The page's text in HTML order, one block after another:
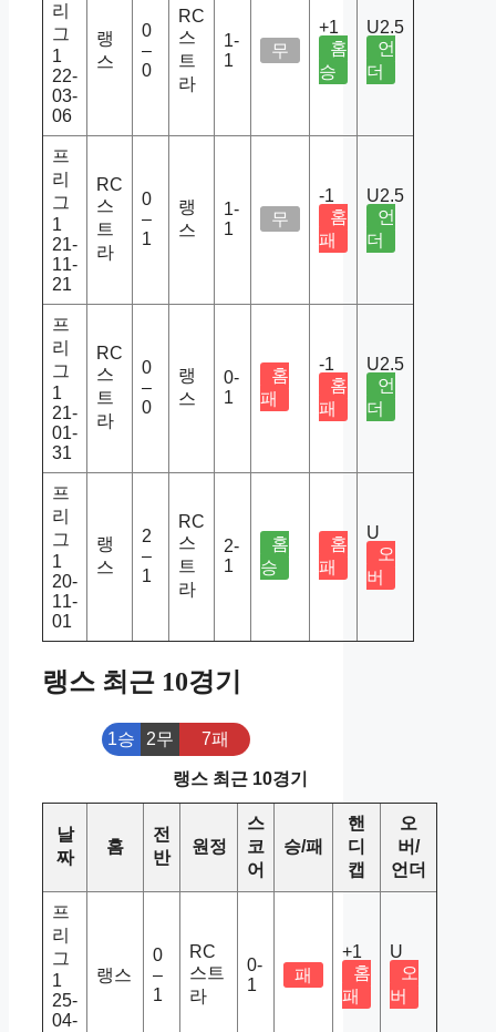
리
그
1
22-
03-
06
랭
스
0
–
0
RC
스
트
라
1-
1
무
+1
홈
승
U2.5
언
더
프
리
그
1
21-
11-
21
RC
스
트
라
0
–
1
랭
스
1-
1
무
-1
홈
패
U2.5
언
더
프
리
그
1
21-
01-
31
RC
스
트
라
0
–
0
랭
스
0-
1
홈
패
-1
홈
패
U2.5
언
더
프
리
그
1
20-
11-
01
랭
스
2
–
1
RC
스
트
라
2-
1
홈
승
홈
패
U
오
버
랭스 최근 10경기
1승 2무 7패
랭스 최근 10경기
날
짜
홈
전
반
원정
스
코
어
승/패
핸
디
캡
오
버/
언더
프
리
그
1
25-
04-
랭스
0
–
1
RC
스트
라
0-
1
패
+1
홈
패
U
오
버